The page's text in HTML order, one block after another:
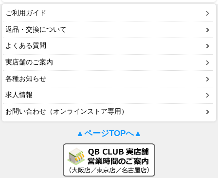
ご利用ガイド
返品・交換について
よくある質問
実店舗のご案内
各種お知らせ
求人情報
お問い合わせ（オンラインストア専用）
▲ページTOPへ▲